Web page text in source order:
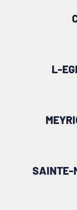
L-
SAINTE-